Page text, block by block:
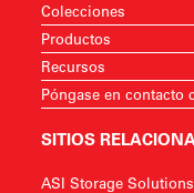
Colecciones
Productos
Recursos
Póngase en contacto
SITIOS
ASI Storage Solutions